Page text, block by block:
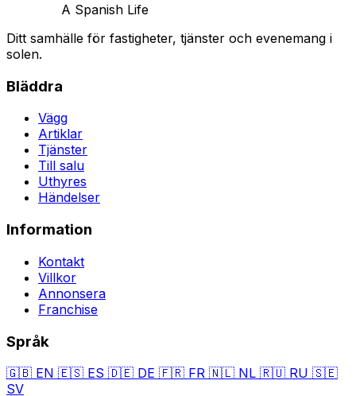
A Spanish Life
Ditt samhälle för fastigheter, tjänster och evenemang i
solen.
Bläddra
Vägg
Artiklar
Tjänster
Till salu
Uthyres
Händelser
Information
Kontakt
Villkor
Annonsera
Franchise
Språk
🇬🇧 EN 🇪🇸 ES 🇩🇪 DE 🇫🇷 FR 🇳🇱 NL 🇷🇺 RU 🇸🇪
SV